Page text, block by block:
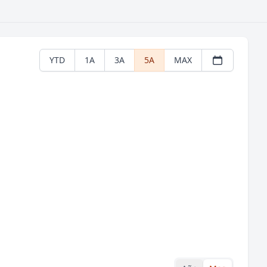
YTD 1A 3A 5A MAX